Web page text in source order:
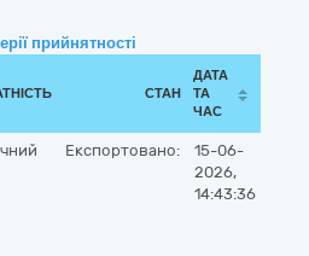
прийнятності
СТАН
ДАТА
ТА
ЧАС
Експортовано:
15-06-
2026,
14:43:36